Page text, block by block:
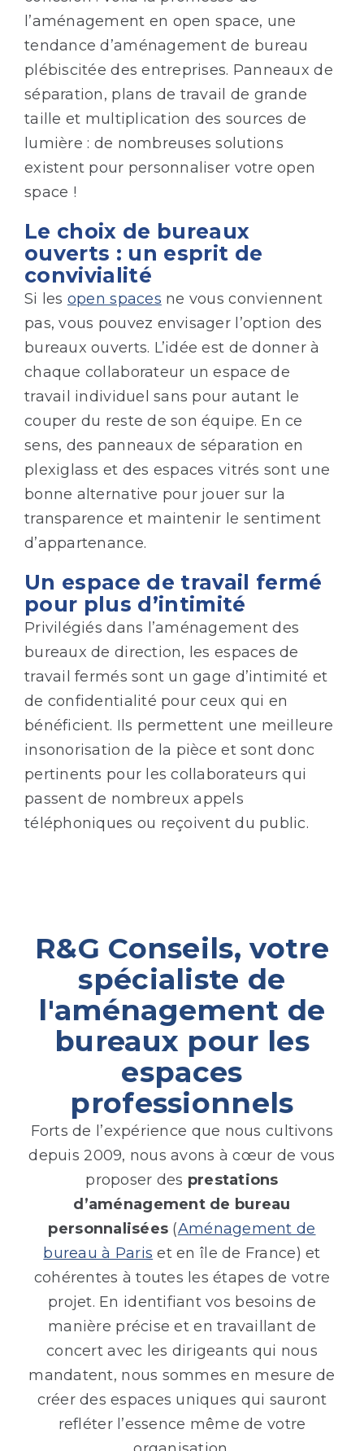
l’aménagement en open space, une
tendance d’aménagement de bureau
plébiscitée des entreprises. Panneaux de
séparation, plans de travail de grande
taille et multiplication des sources de
lumière : de nombreuses solutions
existent pour personnaliser votre open
space !
Le choix de bureaux
ouverts : un esprit de
convivialité
Si les open spaces ne vous conviennent
pas, vous pouvez envisager l’option des
bureaux ouverts. L’idée est de donner à
chaque collaborateur un espace de
travail individuel sans pour autant le
couper du reste de son équipe. En ce
sens, des panneaux de séparation en
plexiglass et des espaces vitrés sont une
bonne alternative pour jouer sur la
transparence et maintenir le sentiment
d’appartenance.
Un espace de travail fermé
pour plus d’intimité
Privilégiés dans l’aménagement des
bureaux de direction, les espaces de
travail fermés sont un gage d’intimité et
de confidentialité pour ceux qui en
bénéficient. Ils permettent une meilleure
insonorisation de la pièce et sont donc
pertinents pour les collaborateurs qui
passent de nombreux appels
téléphoniques ou reçoivent du public.
R&G Conseils, votre
spécialiste de
l'aménagement de
bureaux pour les
espaces
professionnels
Forts de l’expérience que nous cultivons
depuis 2009, nous avons à cœur de vous
proposer des prestations
d’aménagement de bureau
personnalisées (Aménagement de
bureau à Paris et en île de France) et
cohérentes à toutes les étapes de votre
projet. En identifiant vos besoins de
manière précise et en travaillant de
concert avec les dirigeants qui nous
mandatent, nous sommes en mesure de
créer des espaces uniques qui sauront
refléter l’essence même de votre